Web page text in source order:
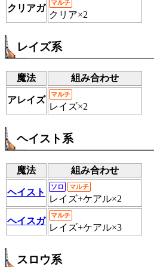
クリアガ
マルチ
クリア×2
レイズ系
魔法 組み合わせ
アレイズ
マルチ
レイズ×2
ヘイスト系
魔法 組み合わせ
ヘイスト
ソロ マルチ
レイズ+ケアル×2
ヘイスガ
マルチ
レイズ+ケアル×3
スロウ系